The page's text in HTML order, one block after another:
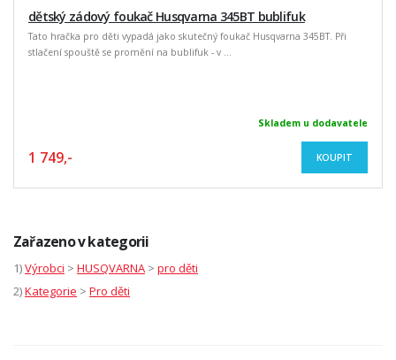
dětský zádový foukač Husqvarna 345BT bublifuk
Tato hračka pro děti vypadá jako skutečný foukač Husqvarna 345BT. Při
stlačení spouště se promění na bublifuk - v ...
Skladem u dodavatele
1 749,- KOUPIT
Zařazeno v kategorii
1)Výrobci > HUSQVARNA > pro děti
2)Kategorie > Pro děti